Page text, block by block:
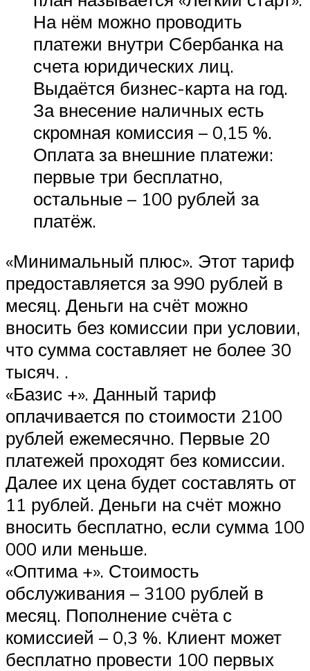
На нём можно проводить
платежи внутри Сбербанка на
счета юридических лиц.
Выдаётся бизнес-карта на год.
За внесение наличных есть
скромная комиссия – 0,15 %.
Оплата за внешние платежи:
первые три бесплатно,
остальные – 100 рублей за
платёж.
«Минимальный плюс». Этот тариф
предоставляется за 990 рублей в
месяц. Деньги на счёт можно
вносить без комиссии при условии,
что сумма составляет не более 30
тысяч. .
«Базис +». Данный тариф
оплачивается по стоимости 2100
рублей ежемесячно. Первые 20
платежей проходят без комиссии.
Далее их цена будет составлять от
11 рублей. Деньги на счёт можно
вносить бесплатно, если сумма 100
000 или меньше.
«Оптима +». Стоимость
обслуживания – 3100 рублей в
месяц. Пополнение счёта с
комиссией – 0,3 %. Клиент может
бесплатно провести 100 первых